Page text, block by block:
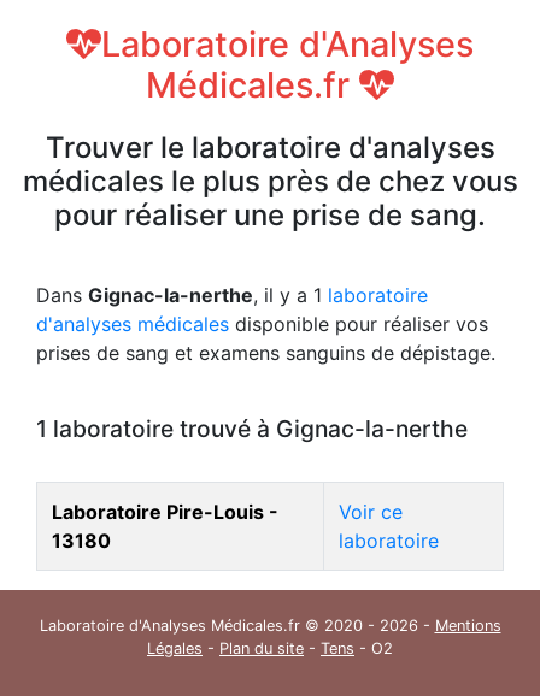
Laboratoire d'Analyses
Médicales.fr
Trouver le laboratoire d'analyses
médicales le plus près de chez vous
pour réaliser une prise de sang.
Dans Gignac-la-nerthe, il y a 1 laboratoire
d'analyses médicales disponible pour réaliser vos
prises de sang et examens sanguins de dépistage.
1 laboratoire trouvé à Gignac-la-nerthe
Laboratoire Pire-Louis -
13180
Voir ce
laboratoire
Laboratoire d'Analyses Médicales.fr © 2020 - 2026 - Mentions
Légales - Plan du site - Tens - O2